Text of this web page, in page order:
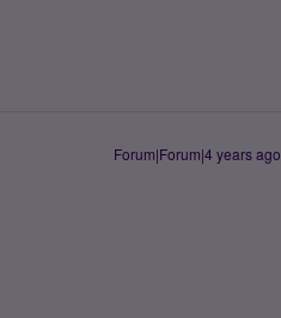
Forum|Forum|4 years ago